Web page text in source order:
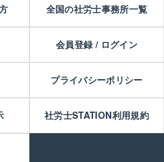
全国の社労士事務所一覧
会員登録 / ログイン
プライバシーポリシー
社労士STATION利用規約